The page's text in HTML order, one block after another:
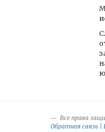
Все права
Обратная связь